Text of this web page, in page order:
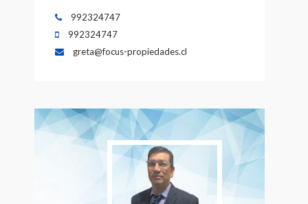
992324747
992324747
greta@focus-propiedades.cl